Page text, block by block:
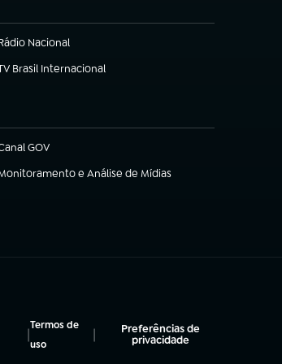
Nacional
em nova aba)
Brasil Internacional
(abre em nova aba)
GOV
em nova aba)
e Análise de Mídias
em nova aba)
|Termos de
uso
(abre em nova aba)
|
Preferências de
privacidade